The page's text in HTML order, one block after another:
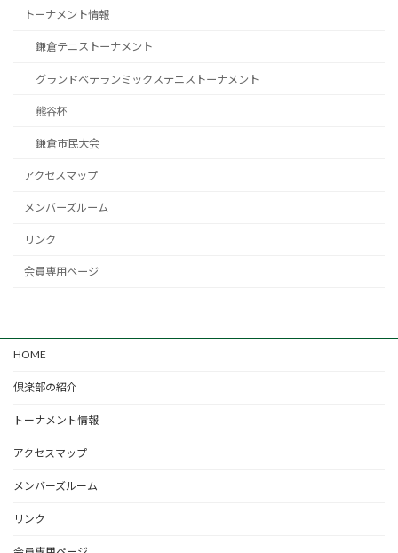
トーナメント情報
鎌倉テニストーナメント
グランドベテランミックステニストーナメント
熊谷杯
鎌倉市民大会
アクセスマップ
メンバーズルーム
リンク
会員専用ページ
HOME
倶楽部の紹介
トーナメント情報
アクセスマップ
メンバーズルーム
リンク